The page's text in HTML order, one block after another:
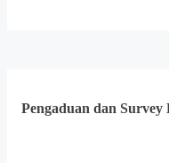
Pengaduan dan